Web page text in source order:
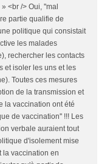
<br /> Oui, ''mal
partie qualifie de
politique qui consistait
les malades
rechercher les contacts
et isoler les uns et les
Toutes ces mesures
de la transmission et
la vaccination ont été
de vaccination'' !!! Les
verbale auraient tout
d'isolement mise
la vaccination en